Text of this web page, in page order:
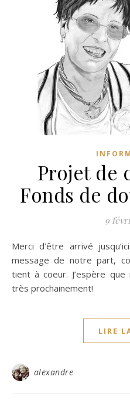
Projet de
Fonds de
9
Merci d’être arrivé jusqu’ici. Vous avez dû recevoir un
message de notre part,
tient à coeur. J’espère
très prochainement!
LIRE
alexandre